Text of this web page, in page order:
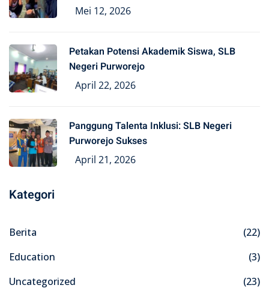
Mei 12, 2026
Petakan Potensi Akademik Siswa, SLB
Negeri Purworejo
April 22, 2026
Panggung Talenta Inklusi: SLB Negeri
Purworejo Sukses
April 21, 2026
Kategori
Berita
(22)
Education
(3)
Uncategorized
(23)